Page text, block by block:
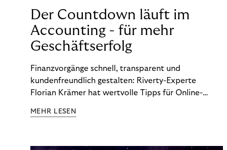
Der Countdown läuft im
Accounting - für mehr
Geschäftserfolg
Finanzvorgänge schnell, transparent und
kundenfreundlich gestalten: Riverty-Experte
Florian Krämer hat wertvolle Tipps für Online-
möchten.
MEHR LESEN